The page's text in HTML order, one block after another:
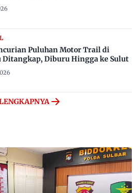
Puluhan Motor Trail di
Ditangkap, Diburu Hingga ke Sulut